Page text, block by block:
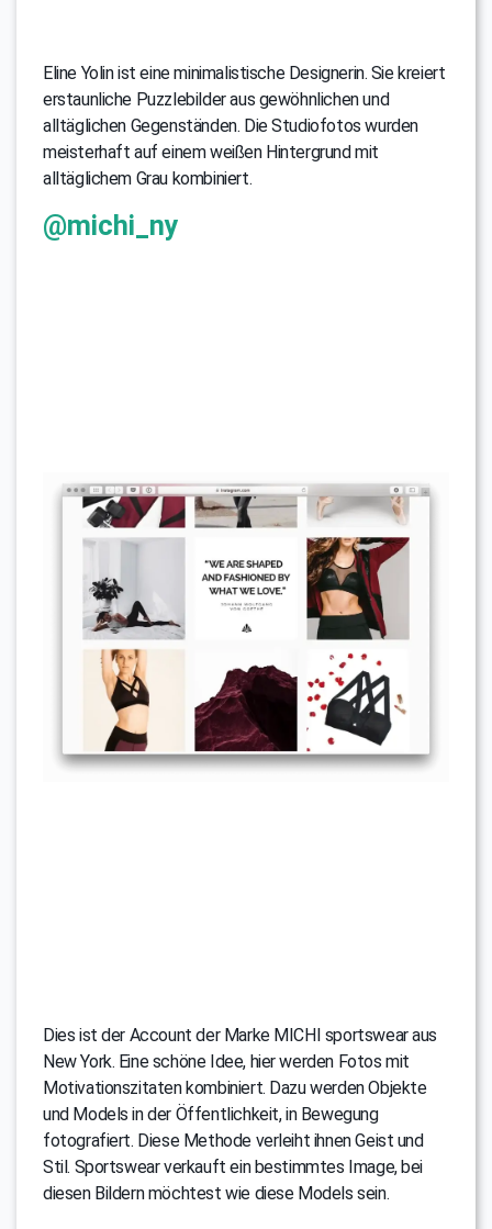
Eline Yolin ist eine minimalistische Designerin. Sie kreiert
erstaunliche Puzzlebilder aus gewöhnlichen und
alltäglichen Gegenständen. Die Studiofotos wurden
meisterhaft auf einem weißen Hintergrund mit
alltäglichem Grau kombiniert.
@michi_ny
Dies ist der Account der Marke MICHI sportswear aus
New York. Eine schöne Idee, hier werden Fotos mit
Motivationszitaten kombiniert. Dazu werden Objekte
und Models in der Öffentlichkeit, in Bewegung
fotografiert. Diese Methode verleiht ihnen Geist und
Stil. Sportswear verkauft ein bestimmtes Image, bei
diesen Bildern möchtest wie diese Models sein.